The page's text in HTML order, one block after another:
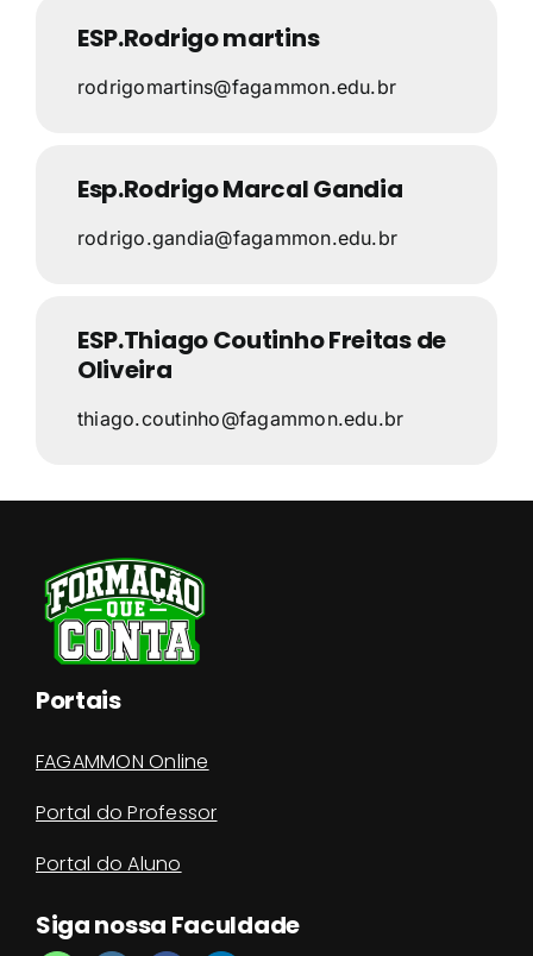
ESP.Rodrigo martins
rodrigomartins@fagammon.edu.br
Esp.Rodrigo Marcal Gandia
rodrigo.gandia@fagammon.edu.br
ESP.Thiago Coutinho Freitas de
Oliveira
thiago.coutinho@fagammon.edu.br
Portais
FAGAMMON Online
Portal do Professor
Portal do Aluno
Siga nossa Faculdade